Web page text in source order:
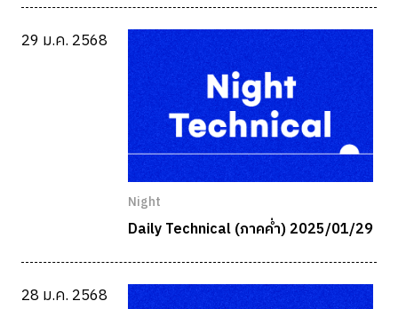
29 ม.ค. 2568
Night
Daily Technical (ภาคค่ำ) 2025/01/29
28 ม.ค. 2568